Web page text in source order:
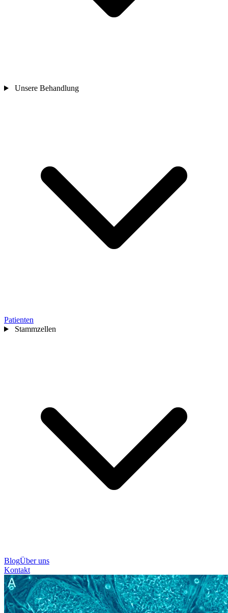
Unsere Behandlung
Patienten
Stammzellen
BlogÜber uns
Kontakt